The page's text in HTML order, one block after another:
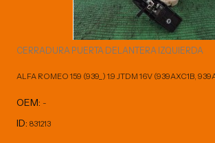
CERRADURA PUERTA DELANTERA IZQUIERDA
ALFA ROMEO 159 (939_) 1.9 JTDM 16V (939AXC1B,
OEM: -
ID: 831213